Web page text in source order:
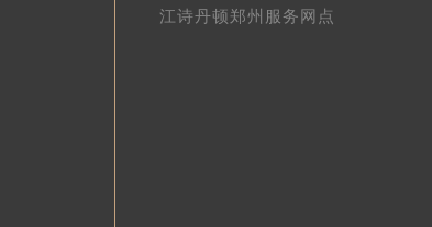
江诗丹顿郑州服务网点